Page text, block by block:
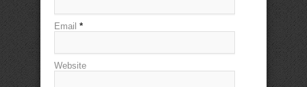
Email *
Website